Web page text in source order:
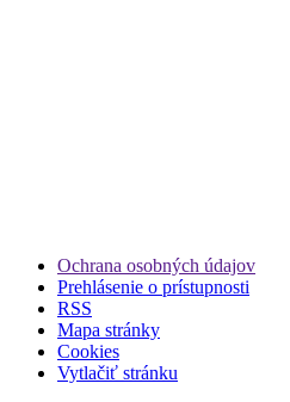
Ochrana osobných údajov
Prehlásenie o prístupnosti
RSS
Mapa stránky
Cookies
Vytlačiť stránku